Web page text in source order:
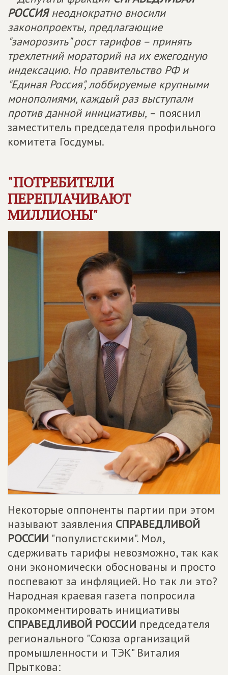
РОССИЯнеоднократно вносили
законопроекты, предлагающие
"заморозить" рост тарифов – принять
трехлетний мораторий на их ежегодную
индексацию. Но правительство РФ и
"Единая Россия", лоббируемые крупными
монополиями, каждый раз выступали
против данной инициативы, – пояснил
заместитель председателя профильного
комитета Госдумы.
"ПОТРЕБИТЕЛИ
ПЕРЕПЛАЧИВАЮТ
МИЛЛИОНЫ"
Некоторые оппоненты партии при этом
называют заявления СПРАВЕДЛИВОЙ
РОССИИ "популистскими". Мол,
сдерживать тарифы невозможно, так как
они экономически обоснованы и просто
поспевают за инфляцией. Но так ли это?
Народная краевая газета попросила
прокомментировать инициативы
СПРАВЕДЛИВОЙ РОССИИ председателя
регионального "Союза организаций
промышленности и ТЭК" Виталия
Прыткова: